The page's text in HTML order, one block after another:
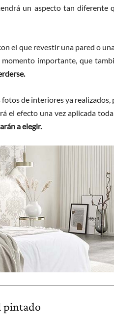
un aspecto tan diferente
el que revestir una pared o
importante, que
de interiores ya
el efecto una vez aplicada
a elegir.
pintado